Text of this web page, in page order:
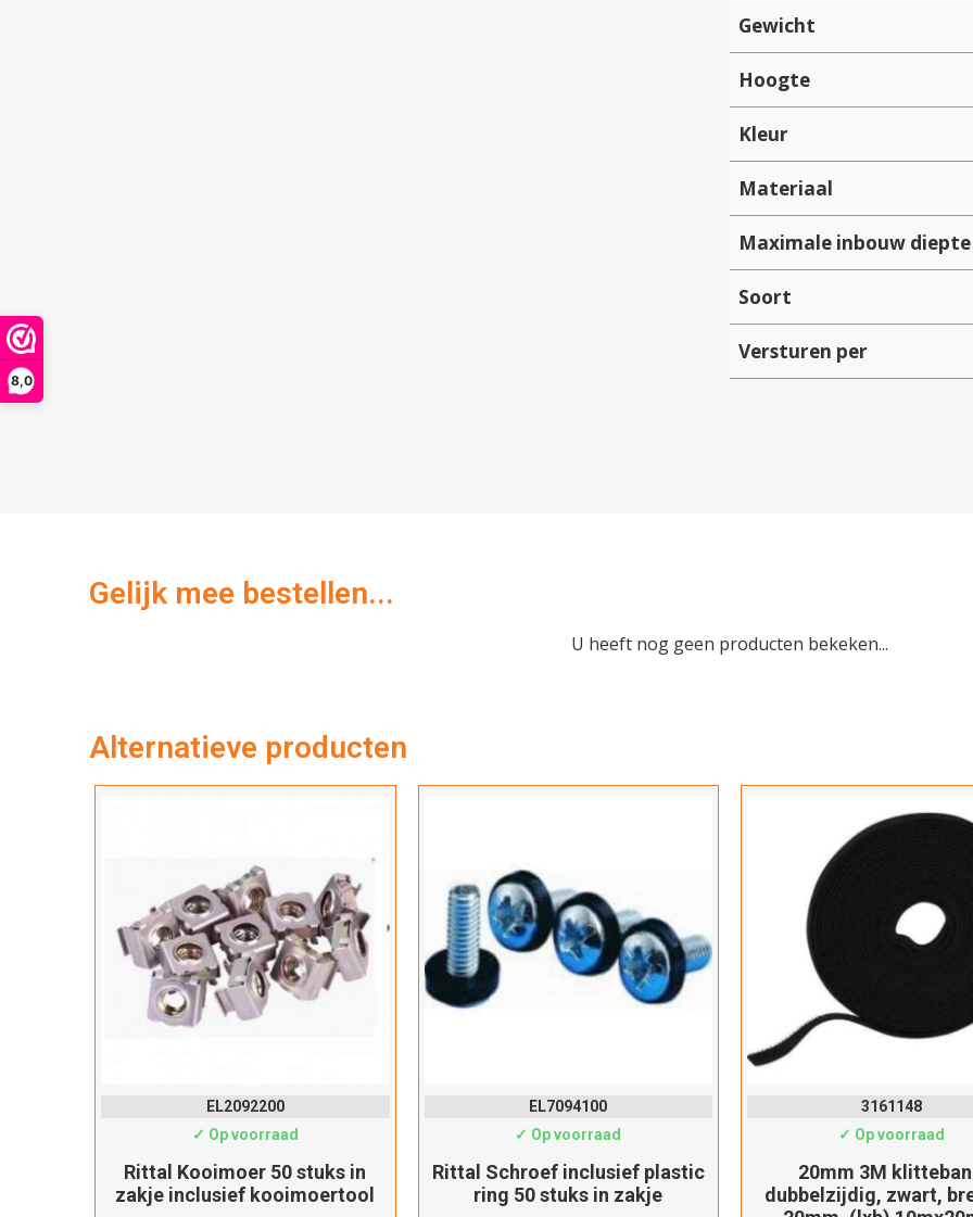
8,0
Gewicht
Hoogte
Kleur
Materiaal
Maximale inbouw diepte
Soort
Versturen per
Gelijk mee bestellen...
U heeft nog geen producten bekeken...
Alternatieve producten
EL2092200
✓ Op voorraad
Rittal Kooimoer 50 stuks in
zakje inclusief kooimoertool
EL7094100
✓ Op voorraad
Rittal Schroef inclusief plastic
ring 50 stuks in zakje
3161148
✓ Op voorraad
20mm 3M
dubbelzijdig, zwart,
Hartelijk dank!